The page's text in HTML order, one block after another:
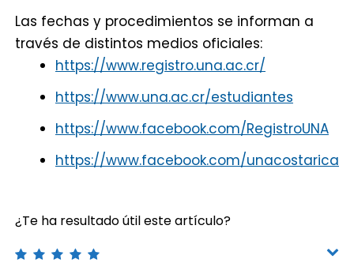
Las fechas y procedimientos se informan a
través de distintos medios oficiales:
https://www.registro.una.ac.cr/
https://www.una.ac.cr/estudiantes
https://www.facebook.com/RegistroUNA
https://www.facebook.com/unacostarica
¿Te ha resultado útil este artículo?